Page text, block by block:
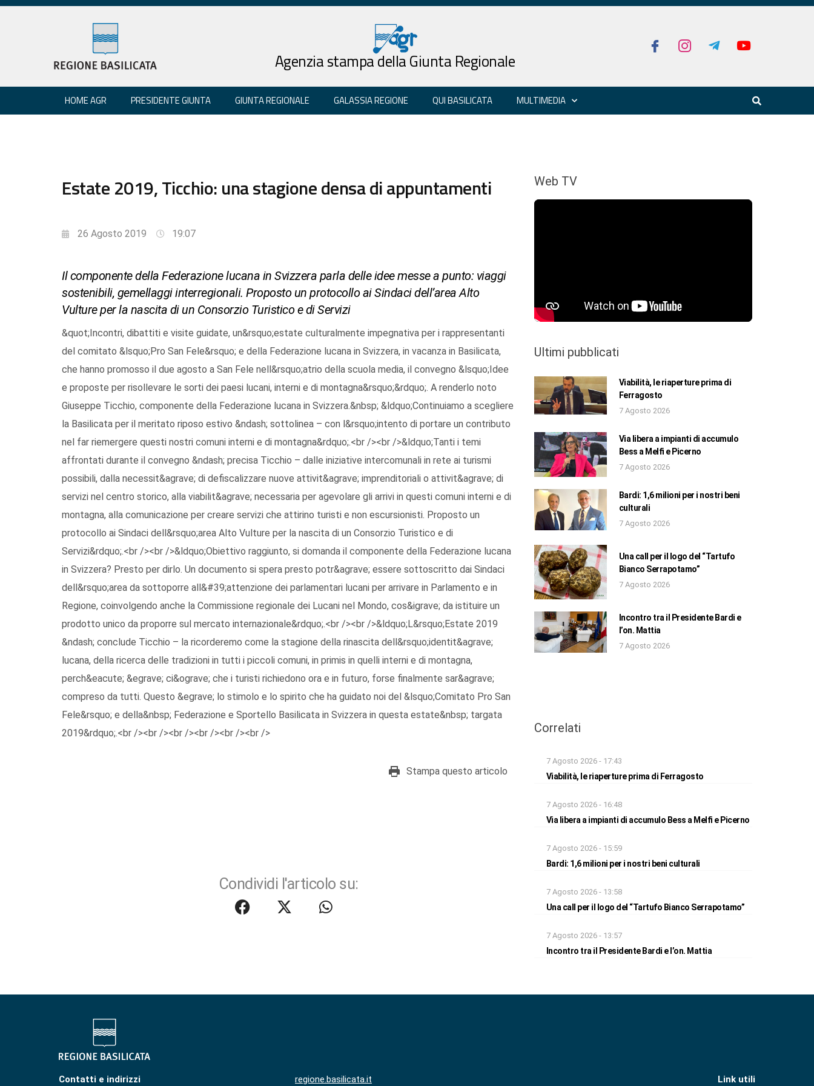
Agenzia stampa della Giunta Regionale
HOME AGR PRESIDENTE GIUNTA GIUNTA REGIONALE GALASSIA REGIONE QUI BASILICATA MULTIMEDIA
Estate 2019, Ticchio: una stagione densa di appuntamenti
26 Agosto 2019 19:07
Il componente della Federazione lucana in Svizzera parla delle idee messe a punto: viaggi
sostenibili, gemellaggi interregionali. Proposto un protocollo ai Sindaci dell’area Alto
Vulture per la nascita di un Consorzio Turistico e di Servizi
&quot;Incontri, dibattiti e visite guidate, un&rsquo;estate culturalmente impegnativa per i rappresentanti
del comitato &lsquo;Pro San Fele&rsquo; e della Federazione lucana in Svizzera, in vacanza in Basilicata,
che hanno promosso il due agosto a San Fele nell&rsquo;atrio della scuola media, il convegno &lsquo;Idee
e proposte per risollevare le sorti dei paesi lucani, interni e di montagna&rsquo;&rdquo;. A renderlo noto
Giuseppe Ticchio, componente della Federazione lucana in Svizzera.&nbsp; &ldquo;Continuiamo a scegliere
la Basilicata per il meritato riposo estivo &ndash; sottolinea – con l&rsquo;intento di portare un contributo
nel far riemergere questi nostri comuni interni e di montagna&rdquo;.<br /><br />&ldquo;Tanti i temi
affrontati durante il convegno &ndash; precisa Ticchio – dalle iniziative intercomunali in rete ai turismi
possibili, dalla necessit&agrave; di defiscalizzare nuove attivit&agrave; imprenditoriali o attivit&agrave; di
servizi nel centro storico, alla viabilit&agrave; necessaria per agevolare gli arrivi in questi comuni interni e di
montagna, alla comunicazione per creare servizi che attirino turisti e non escursionisti. Proposto un
protocollo ai Sindaci dell&rsquo;area Alto Vulture per la nascita di un Consorzio Turistico e di
Servizi&rdquo;.<br /><br />&ldquo;Obiettivo raggiunto, si domanda il componente della Federazione lucana
in Svizzera? Presto per dirlo. Un documento si spera presto potr&agrave; essere sottoscritto dai Sindaci
dell&rsquo;area da sottoporre all&#39;attenzione dei parlamentari lucani per arrivare in Parlamento e in
Regione, coinvolgendo anche la Commissione regionale dei Lucani nel Mondo, cos&igrave; da istituire un
prodotto unico da proporre sul mercato internazionale&rdquo;.<br /><br />&ldquo;L&rsquo;Estate 2019
&ndash; conclude Ticchio – la ricorderemo come la stagione della rinascita dell&rsquo;identit&agrave;
lucana, della ricerca delle tradizioni in tutti i piccoli comuni, in primis in quelli interni e di montagna,
perch&eacute; &egrave; ci&ograve; che i turisti richiedono ora e in futuro, forse finalmente sar&agrave;
compreso da tutti. Questo &egrave; lo stimolo e lo spirito che ha guidato noi del &lsquo;Comitato Pro San
Fele&rsquo; e della&nbsp; Federazione e Sportello Basilicata in Svizzera in questa estate&nbsp; targata
2019&rdquo;.<br /><br /><br /><br /><br /><br />
Stampa questo articolo
Condividi l'articolo su:
Web TV
Ultimi pubblicati
Viabilità, le riaperture prima di
Ferragosto
7 Agosto 2026
Via libera a impianti di accumulo
Bess a Melfi e Picerno
7 Agosto 2026
Bardi: 1,6 milioni per i nostri beni
culturali
7 Agosto 2026
Una call per il logo del “Tartufo
Bianco Serrapotamo”
7 Agosto 2026
Incontro tra il Presidente Bardi e
l’on. Mattia
7 Agosto 2026
Correlati
7 Agosto 2026 - 17:43
Viabilità, le riaperture prima di Ferragosto
7 Agosto 2026 - 16:48
Via libera a impianti di accumulo Bess a Melfi e Picerno
7 Agosto 2026 - 15:59
Bardi: 1,6 milioni per i nostri beni culturali
7 Agosto 2026 - 13:58
Una call per il logo del “Tartufo Bianco Serrapotamo”
7 Agosto 2026 - 13:57
Incontro tra il Presidente Bardi e l’on. Mattia
Contatti e indirizzi regione.basilicata.it Link utili